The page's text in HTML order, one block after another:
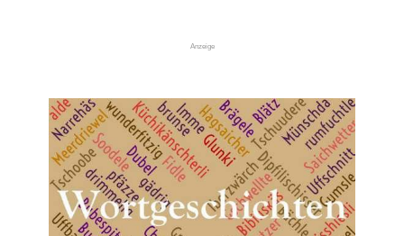
Anzeige